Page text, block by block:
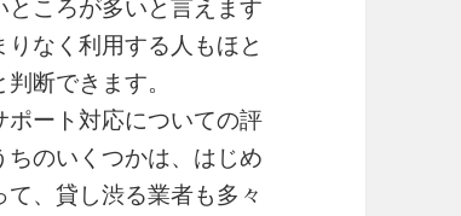
ころが多いと言えます
なく利用する人もほと
断できます。
ート対応についての評
のいくつかは、はじめ
、貸し渋る業者も多々